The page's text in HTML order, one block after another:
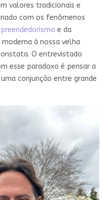
valores tradicionais e
com os fenômenos
e da
à nossa velha
O entrevistado
esse paradoxo é pensar a
conjunção entre grande